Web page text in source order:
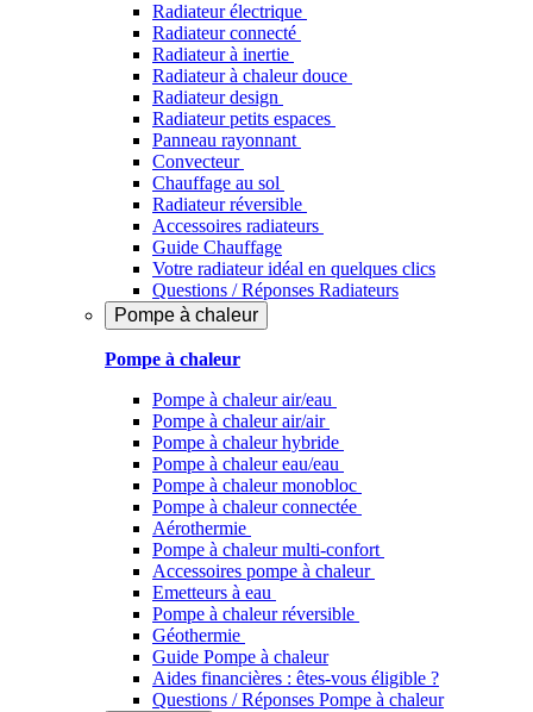
Radiateur électrique
Radiateur connecté
Radiateur à inertie
Radiateur à chaleur douce
Radiateur design
Radiateur petits espaces
Panneau rayonnant
Convecteur
Chauffage au sol
Radiateur réversible
Accessoires radiateurs
Guide Chauffage
Votre radiateur idéal en quelques clics
Questions / Réponses Radiateurs
Pompe à chaleur
Pompe à chaleur
Pompe à chaleur air/eau
Pompe à chaleur air/air
Pompe à chaleur hybride
Pompe à chaleur​ eau/eau
Pompe à chaleur monobloc
Pompe à chaleur connectée
Aérothermie
Pompe à chaleur multi-confort
Accessoires pompe à chaleur
Emetteurs à eau
Pompe à chaleur réversible
Géothermie
Guide Pompe à chaleur
Aides financières : êtes-vous éligible ?
Questions / Réponses Pompe à chaleur